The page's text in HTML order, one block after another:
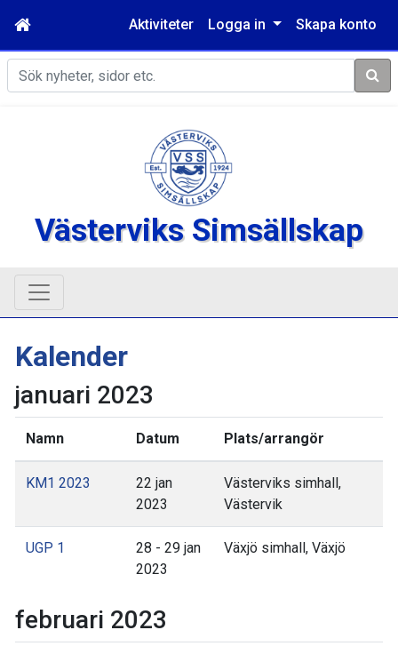
Aktiviteter Logga in Skapa konto
Sök
Västerviks Simsällskap
Kalender
januari 2023
Namn Datum Plats/arrangör
KM1 2023
22 jan
2023
Västerviks simhall,
Västervik
UGP 1
28 - 29 jan
2023
Växjö simhall, Växjö
februari 2023